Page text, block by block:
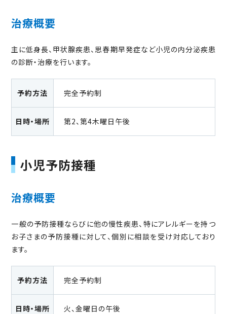
治療概要
主に低身長、甲状腺疾患、思春期早発症など小児の内分泌疾患
の診断・治療を行います。
予約方法 完全予約制
日時・場所 第2、第4木曜日午後
小児予防接種
治療概要
一般の予防接種ならびに他の慢性疾患、特にアレルギーを持つ
お子さまの予防接種に対して、個別に相談を受け対応しており
ます。
予約方法 完全予約制
日時・場所 火、金曜日の午後